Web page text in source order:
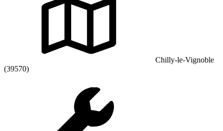
Chilly-le-Vignoble
(39570)